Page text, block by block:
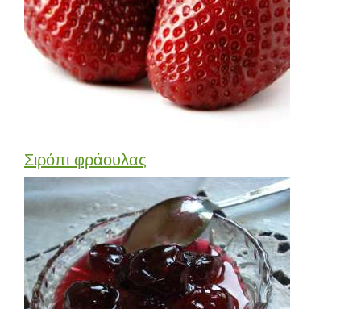
Σιρόπι φράουλας